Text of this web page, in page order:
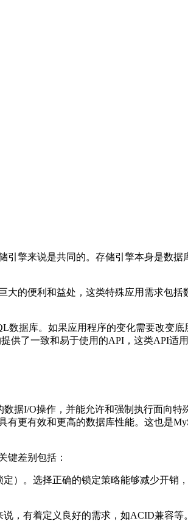
擎来说是共同的。存储引擎本身是数
的便利和益处，这类特殊应用需求包
数据库。如果应用程序的变化需要改变
供了一致和易于使用的API ，这类API适
数据I/O操作，并能允许和强制执行面向特
有更有效和更高的数据库性能。这也是
键差别包括：
）。选择正确的锁定策略能够减少开销
，有着定义良好的需求，如ACID兼容等。